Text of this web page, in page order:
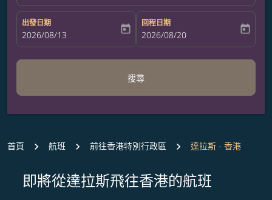
出發日期
fc-booking-departure-date-aria-label
2026/08/13 today
回程日期
fc-booking-return-date-aria-label
2026/08/20 today
搜尋
首頁 航班 前往香港特別行政區 達拉斯 - 香港
即將從達拉斯飛往香港的航班
無符合您設定條件的票價，請調整篩選條件。